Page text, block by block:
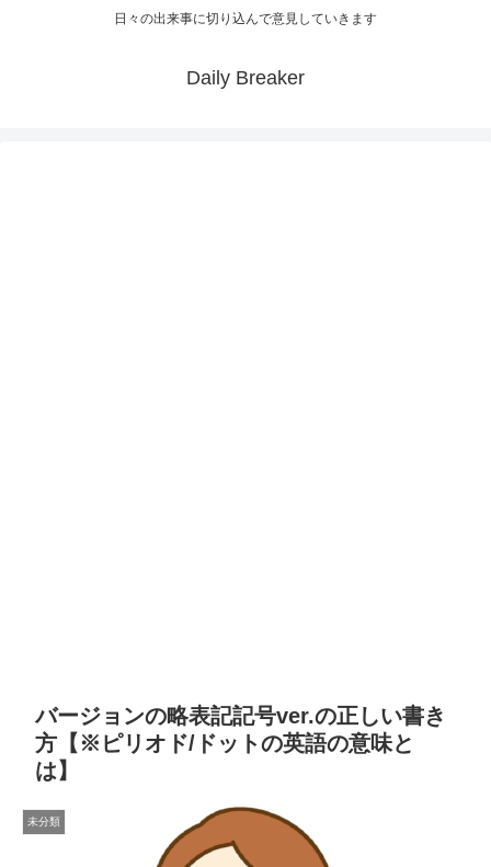
日々の出来事に切り込んで意見していきます
Daily Breaker
バージョンの略表記記号ver.の正しい書き
方【※ピリオド/ドットの英語の意味と
は】
未分類